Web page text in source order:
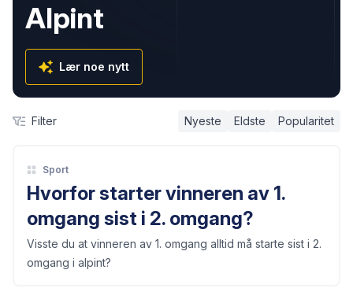
Alpint
Lær noe nytt
Filter Nyeste Eldste Popularitet
Sport
Hvorfor starter vinneren av 1.
omgang sist i 2. omgang?
Visste du at vinneren av 1. omgang alltid må starte sist i 2.
omgang i alpint?